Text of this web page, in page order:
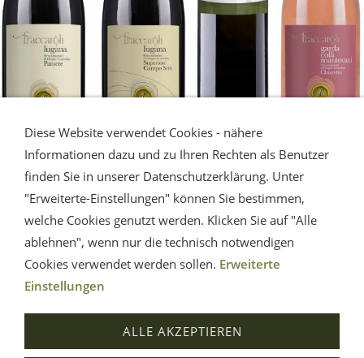
LUGANA - Gardasee
Die Erfrischung vom Gardasee.
Eine Musterauswahl.
Impressum AGB Widerrufsrecht
Datenschutz
Hilfe
Versand
Diese Website verwendet Cookies - nähere
Informationen dazu und zu Ihren Rechten als Benutzer
finden Sie in unserer Datenschutzerklärung. Unter
"Erweiterte-Einstellungen" können Sie bestimmen,
welche Cookies genutzt werden. Klicken Sie auf "Alle
ablehnen", wenn nur die technisch notwendigen
Cookies verwendet werden sollen. Erweiterte
Einstellungen
ALLE AKZEPTIEREN